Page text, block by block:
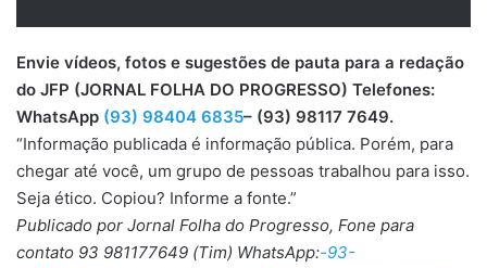
Envie vídeos, fotos e sugestões de pauta para a redação
do JFP (JORNAL FOLHA DO PROGRESSO) Telefones:
WhatsApp (93) 98404 6835– (93) 98117 7649.
“Informação publicada é informação pública. Porém, para
chegar até você, um grupo de pessoas trabalhou para isso.
Seja ético. Copiou? Informe a fonte.”
Publicado por Jornal Folha do Progresso, Fone para
contato 93 981177649 (Tim) WhatsApp:-93-